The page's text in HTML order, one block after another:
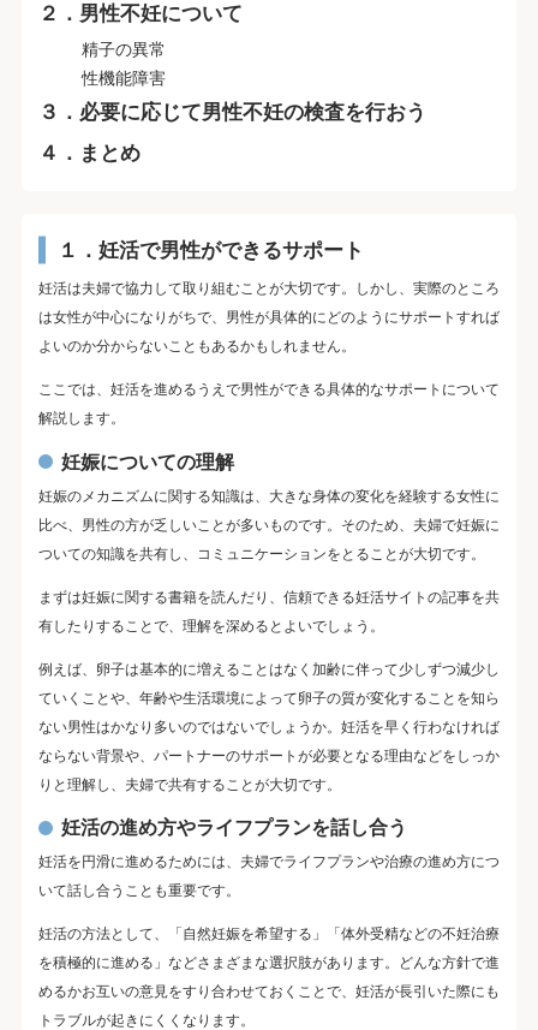
２．男性不妊について
精子の異常
性機能障害
３．必要に応じて男性不妊の検査を行おう
４．まとめ
１．妊活で男性ができるサポート
妊活は夫婦で協力して取り組むことが大切です。しかし、実際のところ
は女性が中心になりがちで、男性が具体的にどのようにサポートすれば
よいのか分からないこともあるかもしれません。
ここでは、妊活を進めるうえで男性ができる具体的なサポートについて
解説します。
妊娠についての理解
妊娠のメカニズムに関する知識は、大きな身体の変化を経験する女性に
比べ、男性の方が乏しいことが多いものです。そのため、夫婦で妊娠に
ついての知識を共有し、コミュニケーションをとることが大切です。
まずは妊娠に関する書籍を読んだり、信頼できる妊活サイトの記事を共
有したりすることで、理解を深めるとよいでしょう。
例えば、卵子は基本的に増えることはなく加齢に伴って少しずつ減少し
ていくことや、年齢や生活環境によって卵子の質が変化することを知ら
ない男性はかなり多いのではないでしょうか。妊活を早く行わなければ
ならない背景や、パートナーのサポートが必要となる理由などをしっか
りと理解し、夫婦で共有することが大切です。
妊活の進め方やライフプランを話し合う
妊活を円滑に進めるためには、夫婦でライフプランや治療の進め方につ
いて話し合うことも重要です。
妊活の方法として、「自然妊娠を希望する」「体外受精などの不妊治療
を積極的に進める」などさまざまな選択肢があります。どんな方針で進
めるかお互いの意見をすり合わせておくことで、妊活が長引いた際にも
トラブルが起きにくくなります。